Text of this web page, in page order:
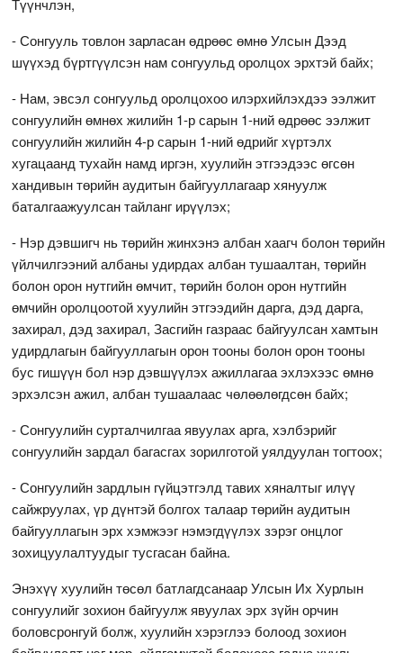
- Сонгууль товлон зарласан өдрөөс өмнө Улсын Дээд
шүүхэд бүртгүүлсэн нам сонгуульд оролцох эрхтэй байх;
- Нам, эвсэл сонгуульд оролцохоо илэрхийлэхдээ ээлжит
сонгуулийн өмнөх жилийн 1-р сарын 1-ний өдрөөс ээлжит
сонгуулийн жилийн 4-р сарын 1-ний өдрийг хүртэлх
хугацаанд тухайн намд иргэн, хуулийн этгээдээс өгсөн
хандивын төрийн аудитын байгууллагаар хянуулж
баталгаажуулсан тайланг ирүүлэх;
- Нэр дэвшигч нь төрийн жинхэнэ албан хаагч болон төрийн
үйлчилгээний албаны удирдах албан тушаалтан, төрийн
болон орон нутгийн өмчит, төрийн болон орон нутгийн
өмчийн оролцоотой хуулийн этгээдийн дарга, дэд дарга,
захирал, дэд захирал, Засгийн газраас байгуулсан хамтын
удирдлагын байгууллагын орон тооны болон орон тооны
бус гишүүн бол нэр дэвшүүлэх ажиллагаа эхлэхээс өмнө
эрхэлсэн ажил, албан тушаалаас чөлөөлөгдсөн байх;
- Сонгуулийн сурталчилгаа явуулах арга, хэлбэрийг
сонгуулийн зардал багасгах зорилготой уялдуулан тогтоох;
- Сонгуулийн зардлын гүйцэтгэлд тавих хяналтыг илүү
сайжруулах, үр дүнтэй болгох талаар төрийн аудитын
байгууллагын эрх хэмжээг нэмэгдүүлэх зэрэг онцлог
зохицуулалтуудыг тусгасан байна.
Энэхүү хуулийн төсөл батлагдсанаар Улсын Их Хурлын
сонгуулийг зохион байгуулж явуулах эрх зүйн орчин
боловсронгуй болж, хуулийн хэрэглээ болоод зохион